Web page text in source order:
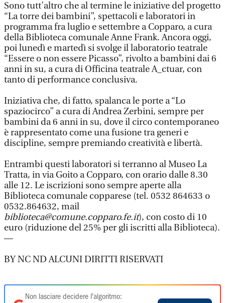
Sono tutt’altro che al termine le iniziative del progetto
“La torre dei bambini”, spettacoli e laboratori in
programma fra luglio e settembre a Copparo, a cura
della Biblioteca comunale Anne Frank. Ancora oggi,
poi lunedì e martedì si svolge il laboratorio teatrale
“Essere o non essere Picasso”, rivolto a bambini dai 6
anni in su, a cura di Officina teatrale A_ctuar, con
tanto di performance conclusiva.
Iniziativa che, di fatto, spalanca le porte a “Lo
spaziocirco” a cura di Andrea Zerbini, sempre per
bambini da 6 anni in su, dove il circo contemporaneo
è rappresentato come una fusione tra generi e
discipline, sempre premiando creatività e libertà.
Entrambi questi laboratori si terranno al Museo La
Tratta, in via Goito a Copparo, con orario dalle 8.30
alle 12. Le iscrizioni sono sempre aperte alla
Biblioteca comunale copparese (tel. 0532 864633 o
0532.864632, mail
biblioteca@comune.copparo.fe.it), con costo di 10
euro (riduzione del 25% per gli iscritti alla Biblioteca).
—
BY NC ND ALCUNI DIRITTI RISERVATI
Non lasciare decidere l'algoritmo: